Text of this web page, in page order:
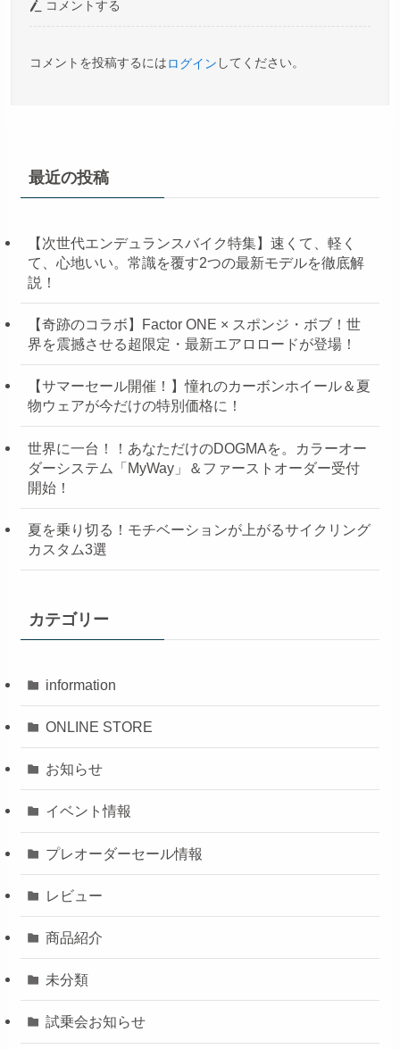
コメントする
コメントを投稿するにはログイン してください。
最近の投稿
【次世代エンデュランスバイク特集】速くて、軽く
て、心地いい。常識を覆す2つの最新モデルを徹底解
説！
【奇跡のコラボ】Factor ONE × スポンジ・ボブ！世
界を震撼させる超限定・最新エアロロードが登場！
【サマーセール開催！】憧れのカーボンホイール＆夏
物ウェアが今だけの特別価格に！
世界に一台！！あなただけのDOGMAを。カラーオー
ダーシステム「MyWay」＆ファーストオーダー受付
開始！
夏を乗り切る！モチベーションが上がるサイクリング
カスタム3選
カテゴリー
information
ONLINE STORE
お知らせ
イベント情報
プレオーダーセール情報
レビュー
商品紹介
未分類
試乗会お知らせ